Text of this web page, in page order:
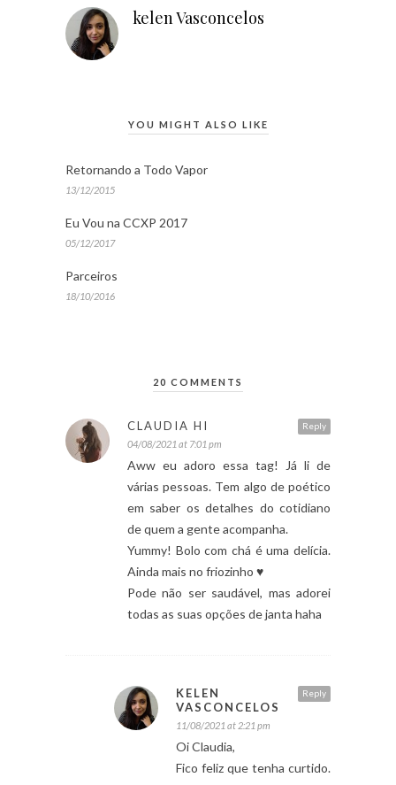
kelen Vasconcelos
YOU MIGHT ALSO LIKE
Retornando a Todo Vapor
13/12/2015
Eu Vou na CCXP 2017
05/12/2017
Parceiros
18/10/2016
20 COMMENTS
Reply
CLAUDIA HI
04/08/2021 at 7:01 pm
Aww eu adoro essa tag! Já li de
várias pessoas. Tem algo de poético
em saber os detalhes do cotidiano
de quem a gente acompanha.
Yummy! Bolo com chá é uma delícia.
Ainda mais no friozinho ♥
Pode não ser saudável, mas adorei
todas as suas opções de janta haha
Reply
KELEN
VASCONCELOS
11/08/2021 at 2:21 pm
Oi Claudia,
Fico feliz que tenha curtido.